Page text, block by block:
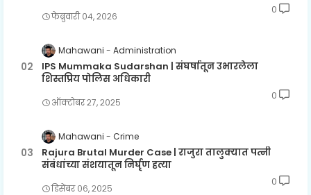
फेब्रुवारी ०४, २०२६
0
Mahawani Administration
IPS Mummaka Sudarshan | संघर्षातून उभारलेला
शिस्तप्रिय पोलिस अधिकारी
ऑक्टोबर २७, २०२५
0
Mahawani Crime
Rajura Brutal Murder Case | राजुरा तालुक्यात पत्नी
संबंधांच्या संशयातून निर्घृण हत्या
डिसेंबर ०६, २०२५
0